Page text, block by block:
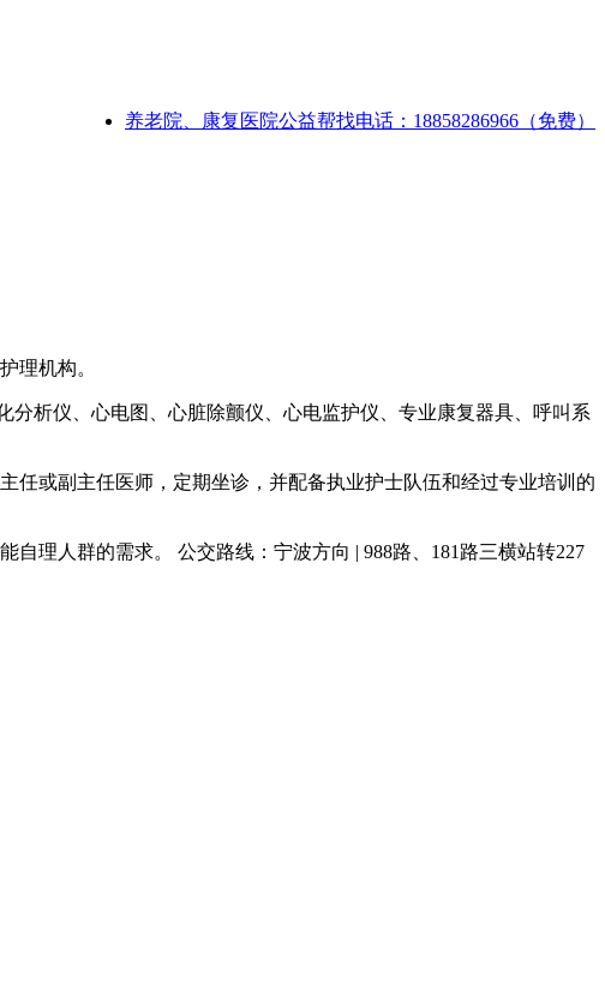
养老院、康复医院公益帮找电话：18858286966（免费）
理机构。
析仪、心电图、心脏除颤仪、心电监护仪、专业康复器具、呼叫系
任或副主任医师，定期坐诊，并配备执业护士队伍和经过专业培训的
理人群的需求。 公交路线：宁波方向 | 988路、181路三横站转227